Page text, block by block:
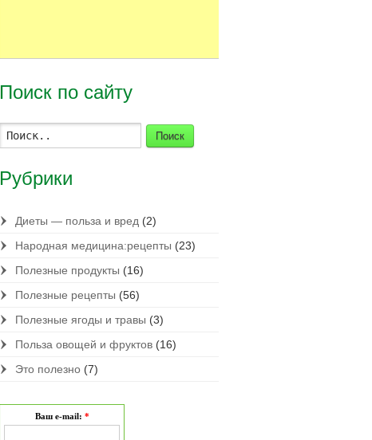
Поиск по сайту
Поиск
Рубрики
Диеты — польза и вред (2)
Народная медицина:рецепты (23)
Полезные продукты (16)
Полезные рецепты (56)
Полезные ягоды и травы (3)
Польза овощей и фруктов (16)
Это полезно (7)
Ваш e-mail: *